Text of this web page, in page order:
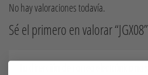
No hay valoraciones todavía.
Sé el primero en valorar “JGX08”